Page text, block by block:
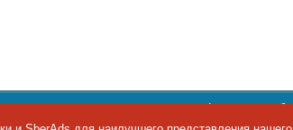
персональных данных,информация об
+7 495 974-22-60. Факс: +7 495 974-22-